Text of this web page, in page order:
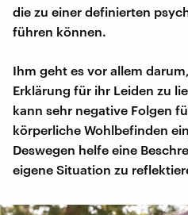
die zu einer definierten
führen können.
Ihm geht es vor allem
Erklärung für ihr Leiden zu
kann sehr negative Folgen
körperliche Wohlbefinden
Deswegen helfe eine
eigene Situation zu